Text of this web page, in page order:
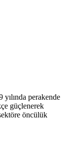
yılında perakende
güçlenerek
öncülük